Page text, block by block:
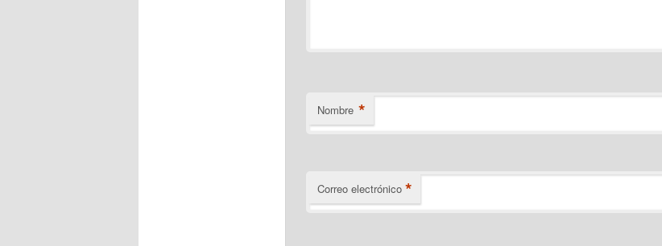
Nombre *
Correo electrónico *